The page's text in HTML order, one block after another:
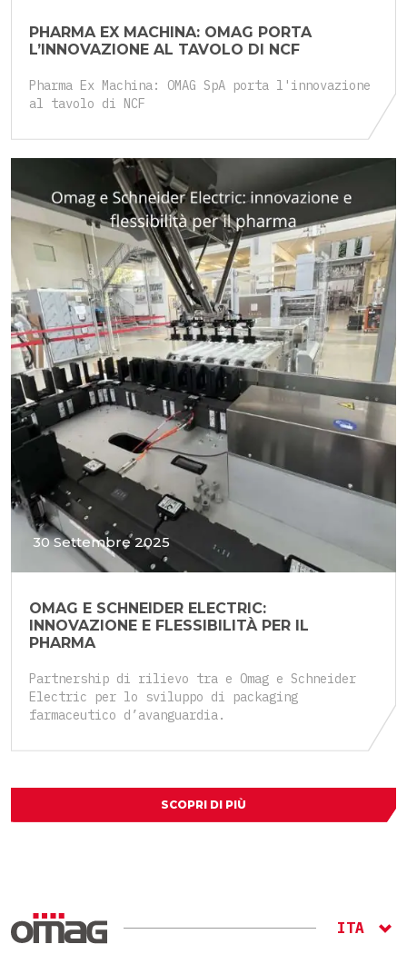
PHARMA EX MACHINA: OMAG PORTA
L’INNOVAZIONE AL TAVOLO DI NCF
Pharma Ex Machina: OMAG SpA porta l'innovazione
al tavolo di NCF
30 Settembre 2025
OMAG E SCHNEIDER ELECTRIC:
INNOVAZIONE E FLESSIBILITÀ PER IL
PHARMA
Partnership di rilievo tra e Omag e Schneider
Electric per lo sviluppo di packaging
farmaceutico d’avanguardia.
SCOPRI DI PIÙ
ITA